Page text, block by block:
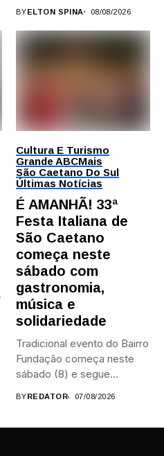
BYELTON SPINA 08/08/2026
Cultura E Turismo
Grande ABCMais
São Caetano Do Sul
Últimas Notícias
É AMANHÃ! 33ª
Festa Italiana de
São Caetano
começa neste
sábado com
gastronomia,
música e
solidariedade
Tradicional evento do Bairro
Fundação começa neste
sábado (8) e segue
BYREDATOR 07/08/2026